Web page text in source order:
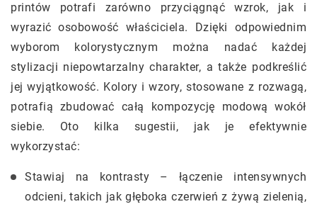
printów potrafi zarówno przyciągnąć wzrok, jak i
wyrazić osobowość właściciela. Dzięki odpowiednim
wyborom kolorystycznym można nadać każdej
stylizacji niepowtarzalny charakter, a także podkreślić
jej wyjątkowość. Kolory i wzory, stosowane z rozwagą,
potrafią zbudować całą kompozycję modową wokół
siebie. Oto kilka sugestii, jak je efektywnie
wykorzystać:
Stawiaj na kontrasty – łączenie intensywnych
odcieni, takich jak głęboka czerwień z żywą zielenią,